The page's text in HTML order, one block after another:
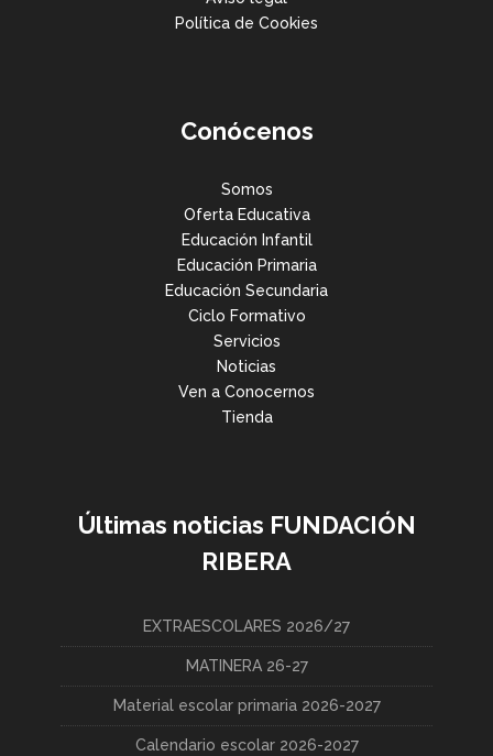
Política de Cookies
Conócenos
Somos
Oferta Educativa
Educación Infantil
Educación Primaria
Educación Secundaria
Ciclo Formativo
Servicios
Noticias
Ven a Conocernos
Tienda
Últimas noticias FUNDACIÓN
RIBERA
EXTRAESCOLARES 2026/27
MATINERA 26-27
Material escolar primaria 2026-2027
Calendario escolar 2026-2027